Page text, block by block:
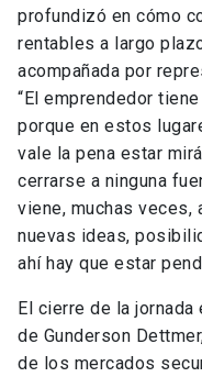
profundizó en cómo
rentables a largo
acompañada por
“El emprendedor
porque en estos
vale la pena estar
cerrarse a ninguna
viene, muchas veces,
nuevas ideas,
ahí hay que estar
El cierre de la
de Gunderson
de los mercados